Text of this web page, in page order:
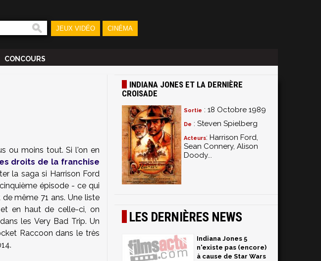
JEUX VIDÉO CINÉMA
CONCOURS
ou moins tout. Si l'on en
droits de la franchise
la saga si Harrison Ford
épisode - ce qui
même 71 ans. Une liste
en haut de celle-ci, on
les Very Bad Trip. Un
Raccoon dans le très
INDIANA JONES ET LA DERNIÈRE
CROISADE
Sortie : 18 Octobre 1989
De : Steven Spielberg
Acteurs: Harrison Ford,
Sean Connery, Alison
Doody...
LES DERNIÈRES NEWS
Indiana Jones 5
n'existe pas (encore)
à cause de Star Wars